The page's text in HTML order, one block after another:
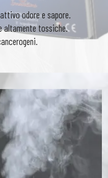
odore e sapore.
altamente tossiche.